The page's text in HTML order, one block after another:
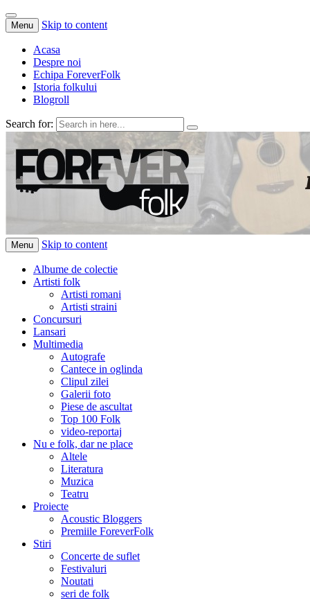
Menu Skip to content
Acasa
Despre noi
Echipa ForeverFolk
Istoria folkului
Blogroll
Search for:
ForeverFolk
Muzica sufletului tau
Menu Skip to content
Albume de colectie
Artisti folk
Artisti romani
Artisti straini
Concursuri
Lansari
Multimedia
Autografe
Cantece in oglinda
Clipul zilei
Galerii foto
Piese de ascultat
Top 100 Folk
video-reportaj
Nu e folk, dar ne place
Altele
Literatura
Muzica
Teatru
Proiecte
Acoustic Bloggers
Premiile ForeverFolk
Stiri
Concerte de suflet
Festivaluri
Noutati
seri de folk